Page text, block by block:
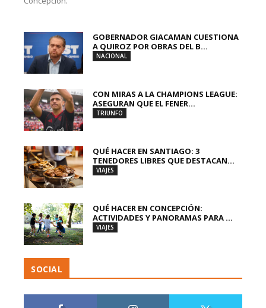
GOBERNADOR GIACAMAN CUESTIONA
A QUIROZ POR OBRAS DEL B...
NACIONAL
CON MIRAS A LA CHAMPIONS LEAGUE:
ASEGURAN QUE EL FENER...
TRIUNFO
QUÉ HACER EN SANTIAGO: 3
TENEDORES LIBRES QUE DESTACAN...
VIAJES
QUÉ HACER EN CONCEPCIÓN:
ACTIVIDADES Y PANORAMAS PARA ...
VIAJES
SOCIAL